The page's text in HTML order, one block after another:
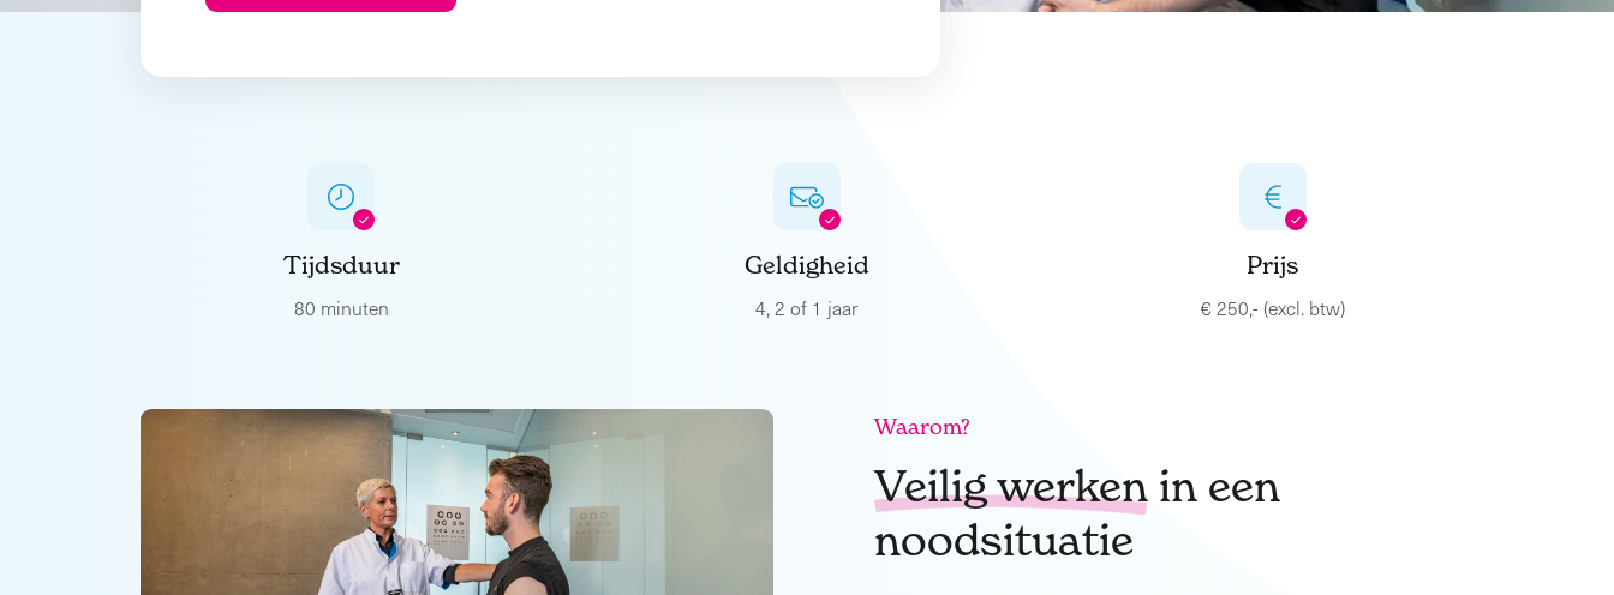
Tijdsduur
80 minuten
Geldigheid
4, 2 of 1 jaar
Prijs
€ 250,- (excl. btw)
Waarom?
Veilig werkenin een
noodsituatie